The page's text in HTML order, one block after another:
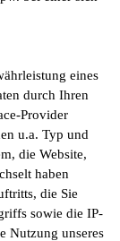
eines
durch Ihren
Provider
u.a. Typ und
die Website,
haben
die Sie
sowie die IP-
Nutzung unseres